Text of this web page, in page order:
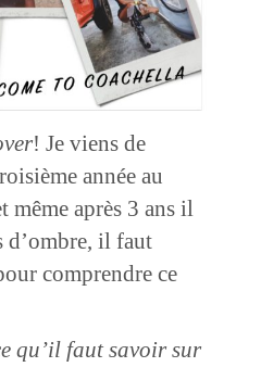
! Je viens de
année au
même après 3 ans il
d’ombre, il faut
comprendre ce
qu’il faut savoir sur